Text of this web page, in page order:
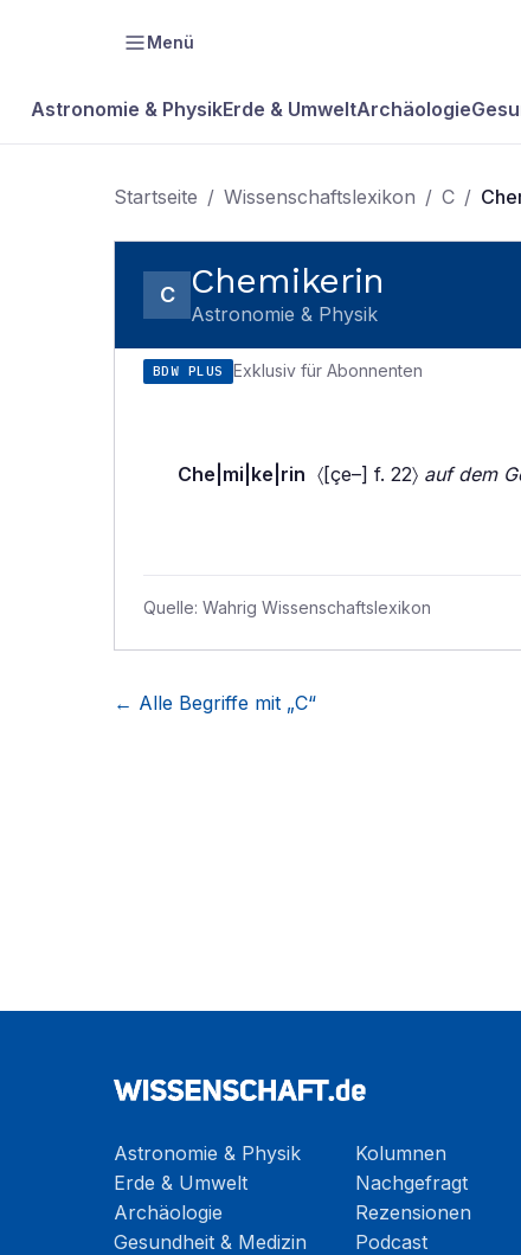
Menü
Astronomie & PhysikErde & UmweltArchäologie
Startseite / Wissenschaftslexikon / C /
C Chemikerin
Astronomie & Physik
BDW PLUS Exklusiv für Abonnenten
Che|mi|ke|rin 〈[çe–] f. 22〉 auf dem
Quelle: Wahrig Wissenschaftslexikon
← Alle Begriffe mit „C“
Astronomie & Physik
Erde & Umwelt
Archäologie
Gesundheit & Medizin
Kolumnen
Nachgefragt
Rezensionen
Podcast